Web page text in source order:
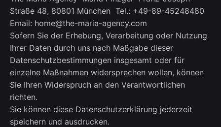
Straße 48, 80801 München Tel.: +49-89-45248480
Email: home@the-maria-agency.com
Sofern Sie der Erhebung, Verarbeitung oder Nutzung
Ihrer Daten durch uns nach Maßgabe dieser
Datenschutzbestimmungen insgesamt oder für
einzelne Maßnahmen widersprechen wollen, können
Sie Ihren Widerspruch an den Verantwortlichen
richten.
Sie können diese Datenschutzerklärung jederzeit
speichern und ausdrucken.